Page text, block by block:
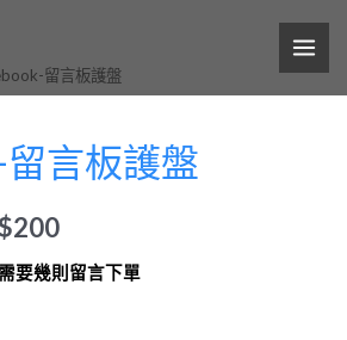
留言板護盤
留言板護盤
200
要幾則留言下單